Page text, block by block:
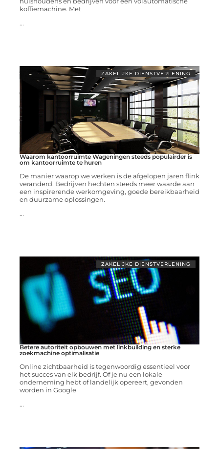
koffiemachine. Met
...
ZAKELIJKE DIENSTVERLENING
Waarom kantoorruimte Wageningen steeds populairder is
om kantoorruimte te huren
De manier waarop we werken is de afgelopen jaren flink
veranderd. Bedrijven hechten steeds meer waarde aan
een inspirerende werkomgeving, goede bereikbaarheid
en duurzame oplossingen.
...
ZAKELIJKE DIENSTVERLENING
Betere autoriteit opbouwen met linkbuilding en sterke
zoekmachine optimalisatie
Online zichtbaarheid is tegenwoordig essentieel voor
het succes van elk bedrijf. Of je nu een lokale
onderneming hebt of landelijk opereert, gevonden
worden in Google
...